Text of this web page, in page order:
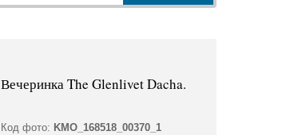
Вечеринка The Glenlivet Dacha.
Код фото: KMO_168518_00370_1